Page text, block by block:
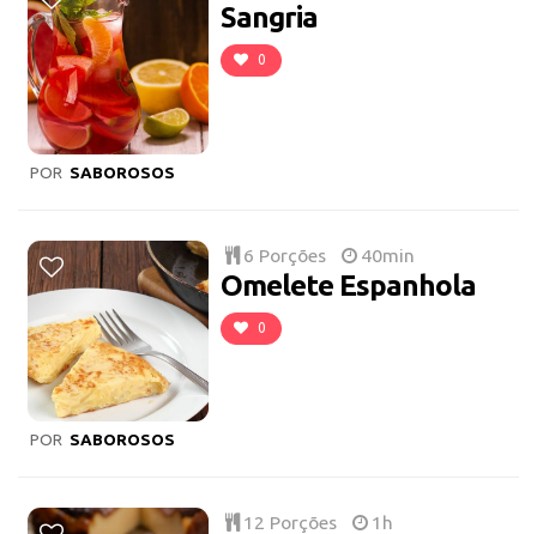
Sangria
0
POR SABOROSOS
6 Porções 40min
Omelete Espanhola
0
POR SABOROSOS
12 Porções 1h